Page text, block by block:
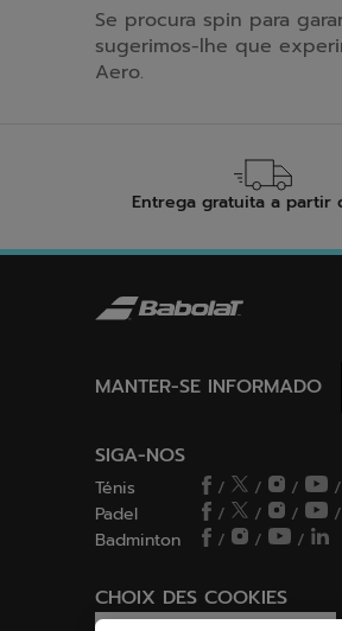
Se procura spin para
sugerimos-lhe que
Aero.
Entrega gratuita a partir
MANTER-SE INFORMADO
SIGA-NOS
Ténis / / /
/
Padel
/ / /
/
Badminton
/ / /
CHOIX DES COOKIES